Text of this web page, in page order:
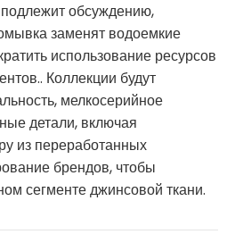
обсуждению,
заменят водоемкие
использование ресурсов
Коллекции будут
мелкосерийное
детали, включая
из переработанных
брендов, чтобы
сегменте джинсовой ткани.